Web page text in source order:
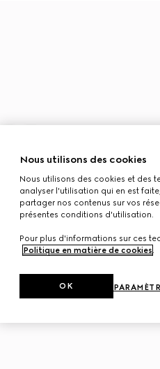
Nous utilisons des cookies
Nous utilisons des cookies et des
analyser l'utilisation qui en est
partager nos contenus sur vos
présentes conditions d'utilisation.
Pour plus d'informations sur ces
Politique en matière de cookies.
OK